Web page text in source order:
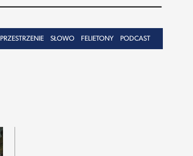
PRZESTRZENIE SŁOWO FELIETONY PODCAST